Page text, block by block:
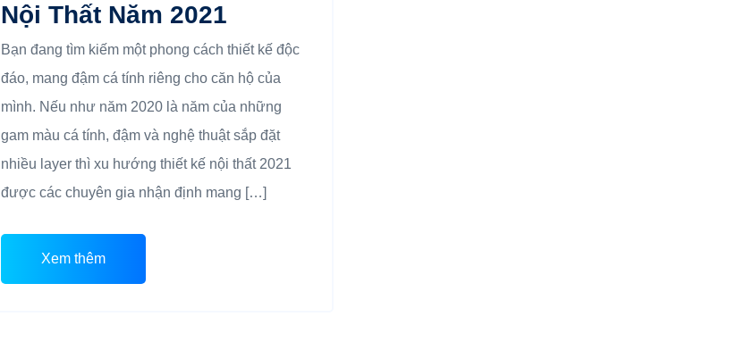
Nội Thất Năm 2021
Bạn đang tìm kiếm một phong cách thiết kế độc
đáo, mang đậm cá tính riêng cho căn hộ của
mình. Nếu như năm 2020 là năm của những
gam màu cá tính, đậm và nghệ thuật sắp đặt
nhiều layer thì xu hướng thiết kế nội thất 2021
được các chuyên gia nhận định mang […]
Xem thêm